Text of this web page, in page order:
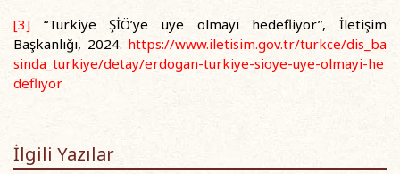
[3] “Türkiye ŞİÖ’ye üye olmayı hedefliyor”, İletişim
Başkanlığı, 2024. https://www.iletisim.gov.tr/turkce/dis_ba
sinda_turkiye/detay/erdogan-turkiye-sioye-uye-olmayi-he
defliyor
İlgili Yazılar